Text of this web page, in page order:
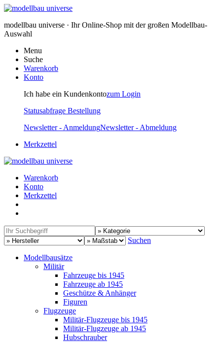
modellbau universe · Ihr Online-Shop mit der großen Modellbau-
Auswahl
Menu
Suche
Warenkorb
Konto
Ich habe ein Kundenkontozum Login
Statusabfrage Bestellung
Newsletter - AnmeldungNewsletter - Abmeldung
Merkzettel
Warenkorb
Konto
Merkzettel
Suchen
Modellbausätze
Militär
Fahrzeuge bis 1945
Fahrzeuge ab 1945
Geschütze & Anhänger
Figuren
Flugzeuge
Militär-Flugzeuge bis 1945
Militär-Flugzeuge ab 1945
Hubschrauber